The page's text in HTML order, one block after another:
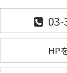
HP